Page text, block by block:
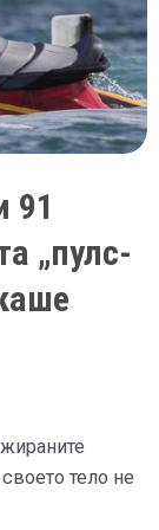
91
„пулс-
тело не